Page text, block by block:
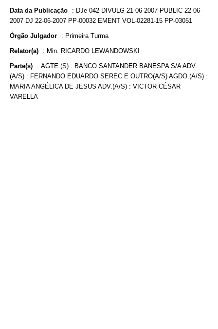
Data da Publicação : DJe-042 DIVULG 21-06-2007 PUBLIC 22-06-
2007 DJ 22-06-2007 PP-00032 EMENT VOL-02281-15 PP-03051
Órgão Julgador : Primeira Turma
Relator(a) : Min. RICARDO LEWANDOWSKI
Parte(s) : AGTE.(S) : BANCO SANTANDER BANESPA S/A ADV.
(A/S) : FERNANDO EDUARDO SEREC E OUTRO(A/S) AGDO.(A/S) :
MARIA ANGÉLICA DE JESUS ADV.(A/S) : VICTOR CÉSAR
VARELLA